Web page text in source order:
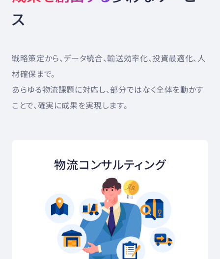
ス
戦略策定から、データ統合、輸送効率化、投資最適化、人
材確保まで。
あらゆる物流課題に対応し、部分ではなく全体を動かす
ことで、確実に成果を実現します。
物流コンサルティング